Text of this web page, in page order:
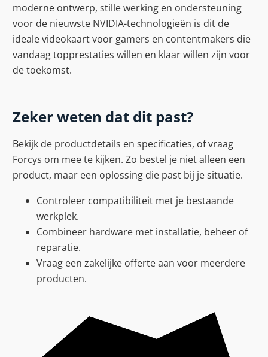
moderne ontwerp, stille werking en ondersteuning
voor de nieuwste NVIDIA-technologieën is dit de
ideale videokaart voor gamers en contentmakers die
vandaag topprestaties willen en klaar willen zijn voor
de toekomst.
Zeker weten dat dit past?
Bekijk de productdetails en specificaties, of vraag
Forcys om mee te kijken. Zo bestel je niet alleen een
product, maar een oplossing die past bij je situatie.
Controleer compatibiliteit met je bestaande
werkplek.
Combineer hardware met installatie, beheer of
reparatie.
Vraag een zakelijke offerte aan voor meerdere
producten.